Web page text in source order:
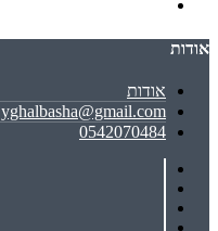
אודות
אודות
yghalbasha@gmail.com
0542070484